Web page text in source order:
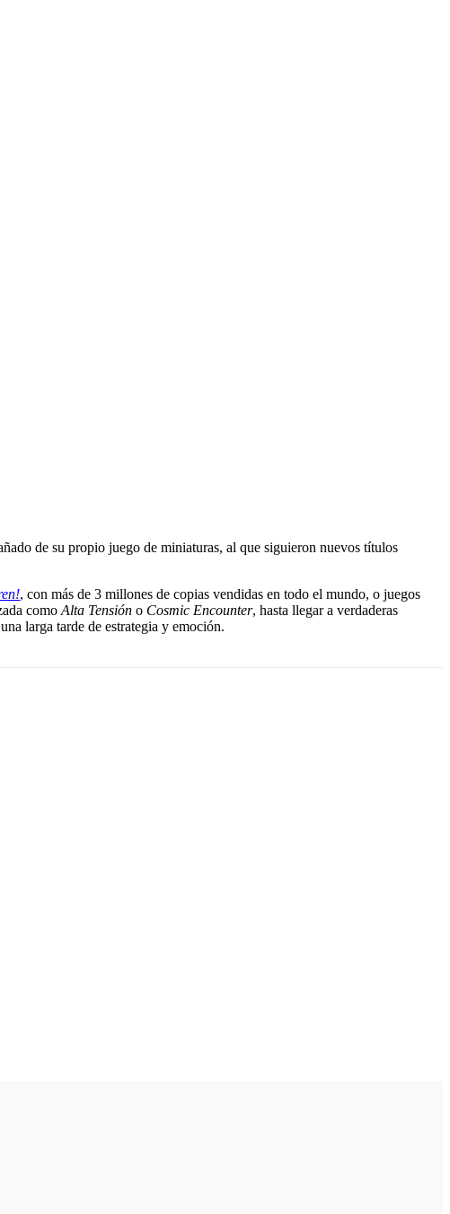
de su propio juego de miniaturas, al que siguieron nuevos títulos
, con más de 3 millones de copias vendidas en todo el mundo, o juegos
como Alta Tensión o Cosmic Encounter, hasta llegar a verdaderas
larga tarde de estrategia y emoción.